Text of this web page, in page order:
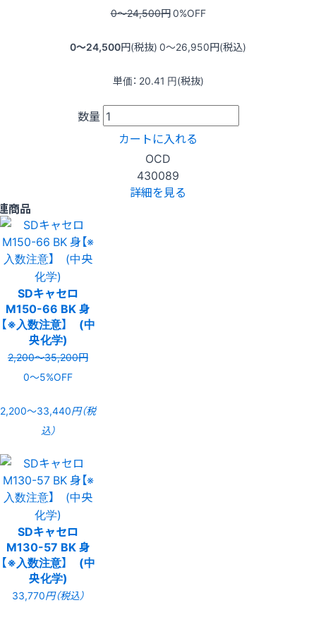
0〜24,500円0%OFF
0〜24,500円(税抜) 0〜26,950円(税込)
単価： 20.41 円(税抜)
数量
カートに入れる
OCD
430089
詳細を見る
商品
SDキャセロ
M150-66 BK 身
【※入数注意】 (中
央化学)
2,200〜35,200円
0〜5%OFF
2,200〜33,440円（税
込）
SDキャセロ
M130-57 BK 身
【※入数注意】 (中
央化学)
33,770円（税込）